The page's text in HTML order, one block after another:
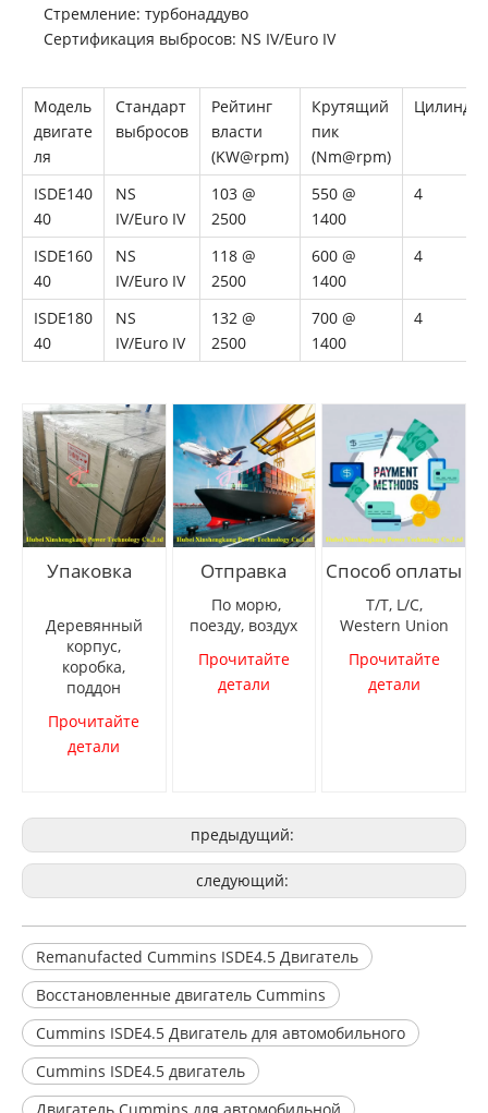
Стремление: турбонаддуво
Сертификация выбросов: NS IV/Euro IV
Модель
двигате
ля
Стандарт
выбросов
Рейтинг
власти
(KW@rpm)
Крутящий
пик
(Nm@rpm)
ISDE140
40
NS
IV/Euro IV
103 @
2500
550 @
1400
4
ISDE160
40
NS
IV/Euro IV
118 @
2500
600 @
1400
4
ISDE180
40
NS
IV/Euro IV
132 @
2500
700 @
1400
4
Упаковка
Деревянный
корпус,
коробка,
поддон
Прочитайте
детали
Отправка
По морю,
поезду, воздух
Прочитайте
детали
Способ оплаты
T/T, L/C,
Western Union
Прочитайте
детали
предыдущий:
следующий:
Remanufacted Cummins ISDE4.5 Двигатель
Восстановленные двигатель Cummins
Cummins ISDE4.5 Двигатель для автомобильного
Cummins ISDE4.5 двигатель
Двигатель Cummins для автомобильной